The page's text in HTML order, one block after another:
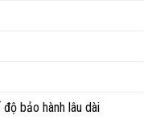
bảo hành lâu dài